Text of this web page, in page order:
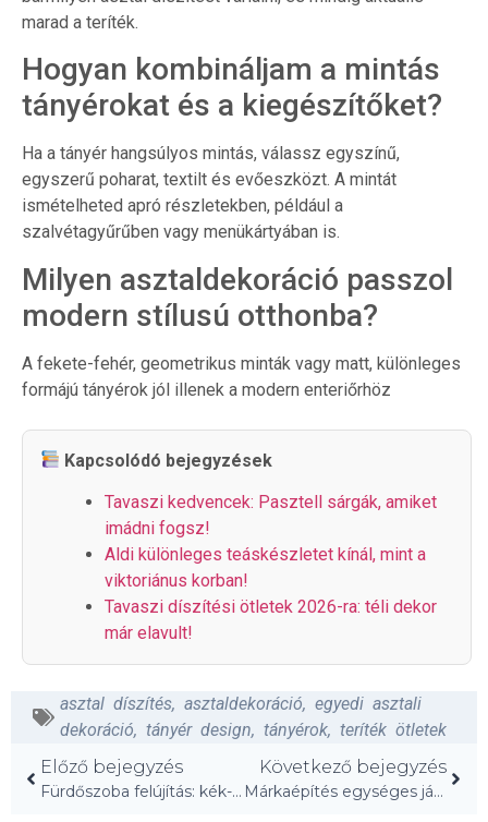
marad a teríték.
Hogyan kombináljam a mintás
tányérokat és a kiegészítőket?
Ha a tányér hangsúlyos mintás, válassz egyszínű,
egyszerű poharat, textilt és evőeszközt. A mintát
ismételheted apró részletekben, például a
szalvétagyűrűben vagy menükártyában is.
Milyen asztaldekoráció passzol
modern stílusú otthonba?
A fekete-fehér, geometrikus minták vagy matt, különleges
formájú tányérok jól illenek a modern enteriőrhöz
Kapcsolódó bejegyzések
Tavaszi kedvencek: Pasztell sárgák, amiket
imádni fogsz!
Aldi különleges teáskészletet kínál, mint a
viktoriánus korban!
Tavaszi díszítési ötletek 2026-ra: téli dekor
már elavult!
asztal díszítés, asztaldekoráció, egyedi asztali
dekoráció, tányér design, tányérok, teríték ötletek
Előző bejegyzés
Fürdőszoba felújítás: kék-csempéből rózsaszín varázslat
Következő bejegyzés
Márkaépítés egységes járműfóliázással